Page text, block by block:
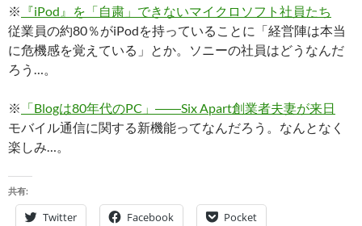
※ 『iPod』を「自粛」できないマイクロソフト社員たち
従業員の約80％がiPodを持っていることに「経営陣は本当
に危機感を覚えている」とか。ソニーの社員はどうなんだ
ろう…。
※ 「Blogは80年代のPC」――Six Apart創業者夫妻が来日
モバイル通信に関する新機能ってなんだろう。なんとなく
楽しみ…。
共有:
Twitter Facebook Pocket